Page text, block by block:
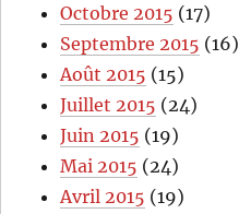
Octobre 2015 (17)
Septembre 2015 (16)
Août 2015 (15)
Juillet 2015 (24)
Juin 2015 (19)
Mai 2015 (24)
Avril 2015 (19)